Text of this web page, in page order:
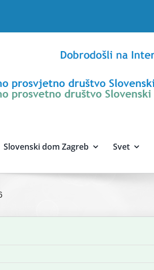
Slovenski dom Zagreb Svet